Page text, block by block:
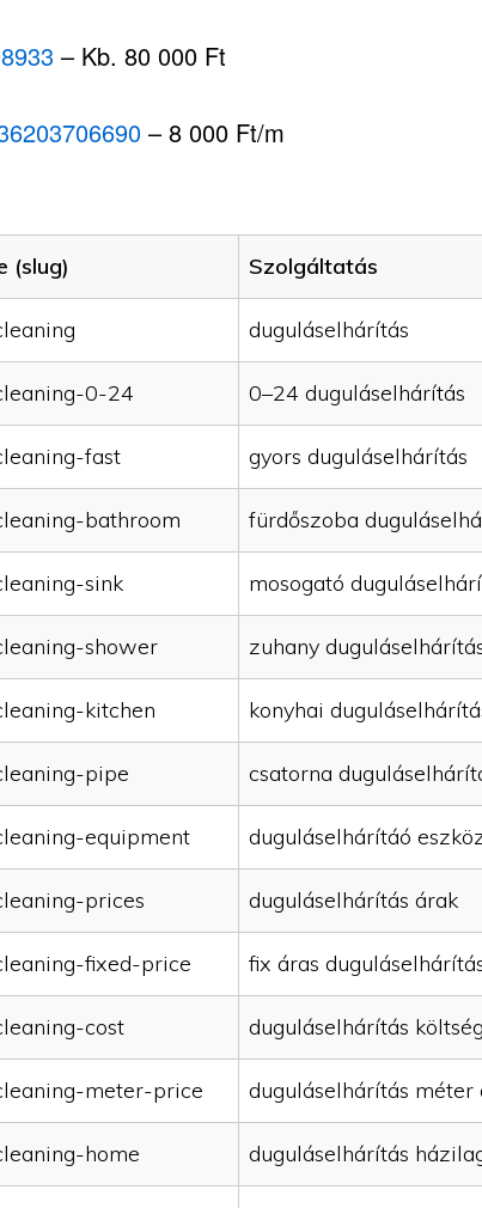
– Kb. 80 000 Ft
– 8 000 Ft/m
(slug) Szolgáltatás
duguláselhárítás
0-24 0–24 duguláselhárítás
fast gyors duguláselhárítás
bathroom fürdőszoba
sink mosogató
shower zuhany
kitchen konyhai
pipe csatorna
equipment duguláselhárítáó
prices duguláselhárítás árak
fixed-price fix áras
cost duguláselhárítás költség
meter-price duguláselhárítás méter
home duguláselhárítás